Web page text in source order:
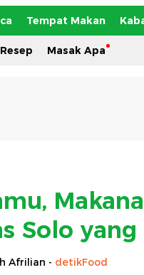
Tempat Makan
Masak Apa
Solo yang
Afrilian - detikFood